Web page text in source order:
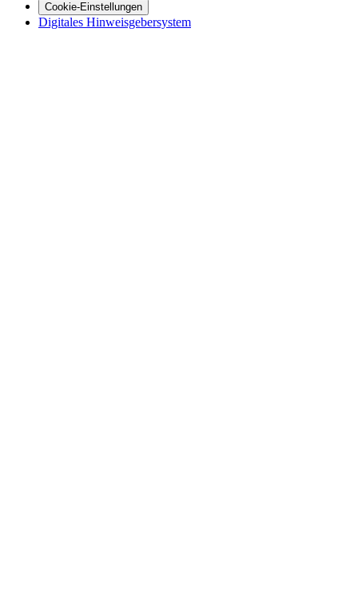
Cookie-Einstellungen
Digitales Hinweisgebersystem